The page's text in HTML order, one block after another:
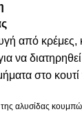
από κρέμες,
να
στο κουτί
αλυσίδας